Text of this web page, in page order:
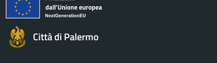
Città di Palermo